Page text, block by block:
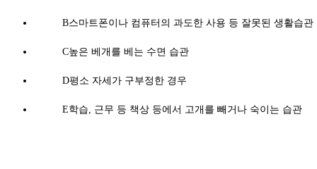
B스마트폰이나 컴퓨터의 과도한 사용 등 잘못된 생활습관
C높은 베개를 베는 수면 습관
D평소 자세가 구부정한 경우
E학습, 근무 등 책상 등에서 고개를 빼거나 숙이는 습관